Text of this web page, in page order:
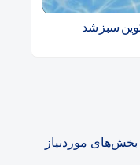
سبز شد
بخش‌های موردنیاز